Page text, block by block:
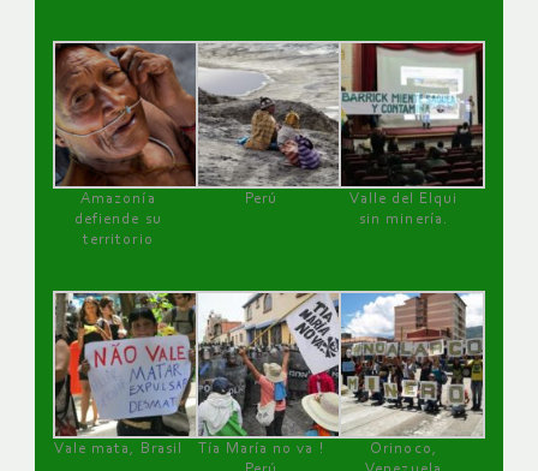
Amazonía
defiende su
territorio
Perú
Valle del Elqui
sin minería.
Vale mata, Brasil
Tía María no va !
Orinoco,